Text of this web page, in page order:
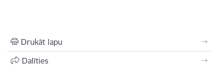
Drukāt lapu
Dalīties